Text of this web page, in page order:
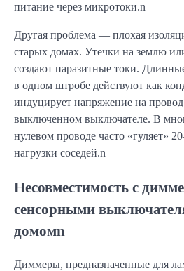
питание через микротоки.n
Другая проблема — плохая
старых домах. Утечки на землю
создают паразитные токи.
в одном штробе действуют как
индуцирует напряжение на
выключенном выключателе. В
нулевом проводе часто «гуляет»
нагрузки соседей.n
Несовместимость с
сенсорными
домомn
Диммеры, предназначенные для